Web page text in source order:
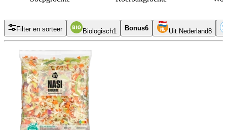
Filter en sorteer Biologisch1 Bonus6 Uit Nederland8